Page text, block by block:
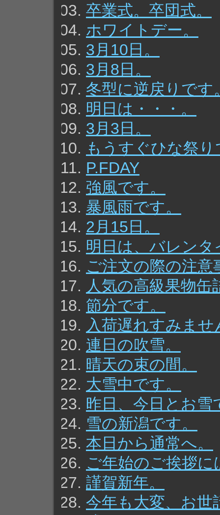
卒業式。卒団式。
ホワイトデー。
3月10日。
3月8日。
冬型に逆戻りです
明日は・・・。
3月3日。
もうすぐひな祭り
P.FDAY
強風です。
暴風雨です。
2月15日。
明日は、バレンタ
ご注文の際の注意
人気の高級果物缶
節分です。
入荷遅れすみませ
連日の吹雪。
晴天の束の間。
大雪中です。
昨日、今日とお雪
雪の新潟です。
本日から通常へ。
ご年始のご挨拶に
謹賀新年。
今年も大変、お世